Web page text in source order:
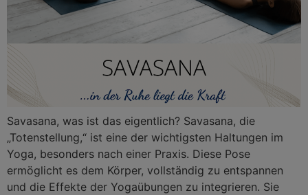
Savasana, was ist das eigentlich? Savasana, die
„Totenstellung,“ ist eine der wichtigsten Haltungen im
Yoga, besonders nach einer Praxis. Diese Pose
ermöglicht es dem Körper, vollständig zu entspannen
und die Effekte der Yogaübungen zu integrieren. Sie